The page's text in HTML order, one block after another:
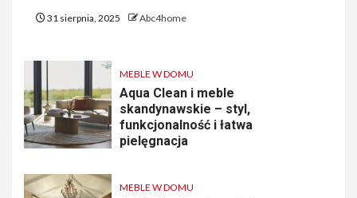
31 sierpnia, 2025 Abc4home
MEBLE W DOMU
Aqua Clean i meble
skandynawskie – styl,
funkcjonalność i łatwa
pielęgnacja
MEBLE W DOMU